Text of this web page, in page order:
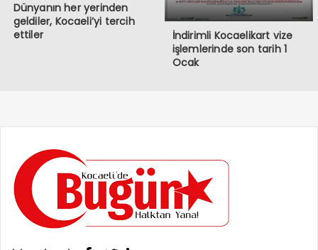
Dünyanın her yerinden
geldiler, Kocaeli’yi tercih
ettiler
İndirimli Kocaelikart vize
işlemlerinde son tarih 1
Ocak